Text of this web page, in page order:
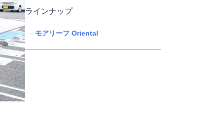
ラインナップ
モアリーフ Oriental